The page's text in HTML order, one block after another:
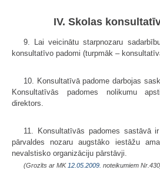
IV. Skolas
9. Lai veicinātu starpnozaru
konsultatīvo padomi (turpmāk –
10. Konsultatīvā padome darbojas
Konsultatīvās padomes nolikumu
direktors.
11. Konsultatīvās padomes sastāvā
pārvaldes nozaru augstāko iestāžu
nevalstisko organizāciju pārstāvji.
(Grozīts ar MK 12.05.2009. noteikumiem